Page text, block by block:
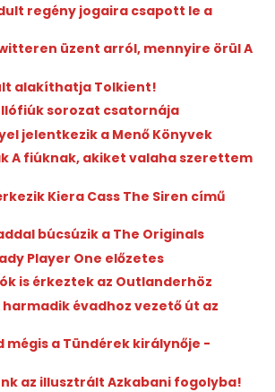
regény jogaira csapott le a
üzent arról, mennyire örül A
alakíthatja Tolkient!
sorozat csatornája
jelentkezik a Menő Könyvek
A fiúknak, akiket valaha szerettem
Kiera Cass The Siren című
búcsúzik a The Originals
Player One előzetes
is érkeztek az Outlanderhöz
harmadik évadhoz vezető út az
mégis a Tündérek királynője -
az illusztrált Azkabani fogolyba!